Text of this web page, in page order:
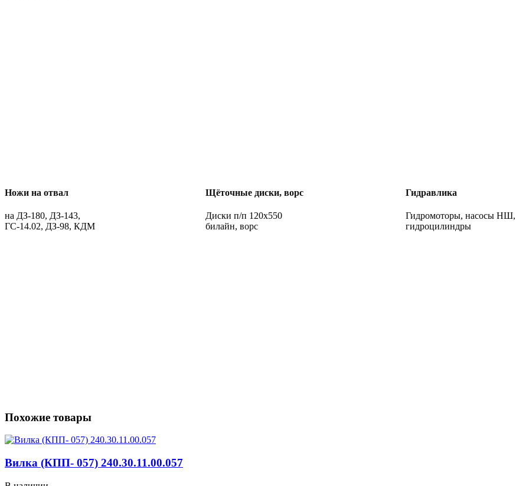
Ножи на отвал
на ДЗ-180, ДЗ-143,
ГС-14.02, ДЗ-98, КДМ
Щёточные диски, ворс
Диски п/п 120х550
билайн, ворс
Гидравлика
Гидромоторы, насосы НШ,
гидроцилиндры
Похожие товары
Вилка (КПП- 057) 240.30.11.00.057